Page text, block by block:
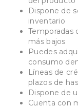
Dispone de
inventario
Temporadas
más bajos
Puedes
consumo
Líneas de
plazos de
Dispone de
Cuenta con